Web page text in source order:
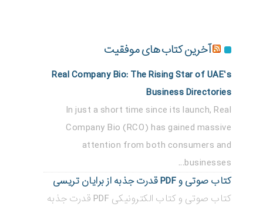
آخرین کتاب های موفقیت
Real Company Bio: The Rising Star of UAE’s
Business Directories
In just a short time since its launch, Real
Company Bio (RCO) has gained massive
attention from both consumers and
businesses...
کتاب صوتی و PDF قدرت جذبه از برایان تریسی
کتاب صوتی و کتاب الکترونیکی PDF قدرت جذبه